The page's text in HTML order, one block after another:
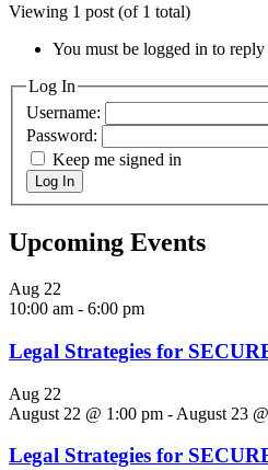
Viewing 1 post (of 1 total)
You must be logged in to
Log In
Username:
Password:
Keep me signed in
Log In
Upcoming Events
Aug 22
10:00 am - 6:00 pm
Legal Strategies for
Aug 22
August 22 @ 1:00 pm - August 23
Legal Strategies for